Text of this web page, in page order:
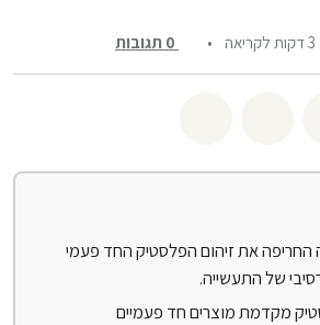
3 דקות לקריאה •
0 תגובות
החריפה את זיהום הפלסטיק החד פעמי
של התעשייה.
מקדמת מוצרים חד פעמיים